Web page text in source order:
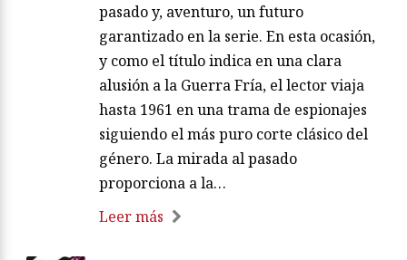
pasado y, aventuro, un futuro
garantizado en la serie. En esta ocasión,
y como el título indica en una clara
alusión a la Guerra Fría, el lector viaja
hasta 1961 en una trama de espionajes
siguiendo el más puro corte clásico del
género. La mirada al pasado
proporciona a la…
Leer más